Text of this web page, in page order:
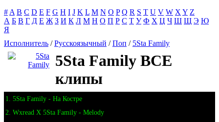
# A B C D E F G H I J K L M N O P Q R S T U V W X Y Z
А Б В Г Д Е Ж З И К Л М Н О П Р С Т У Ф Х Ц Ч Ш Щ Э Ю
Я
Исполнитель /Русскоязычный /Поп / 5Sta Family
5Sta Family ВСЕ
клипы
1. 5Sta Family - На Костре
2. Wxread X 5Sta Family - Melody